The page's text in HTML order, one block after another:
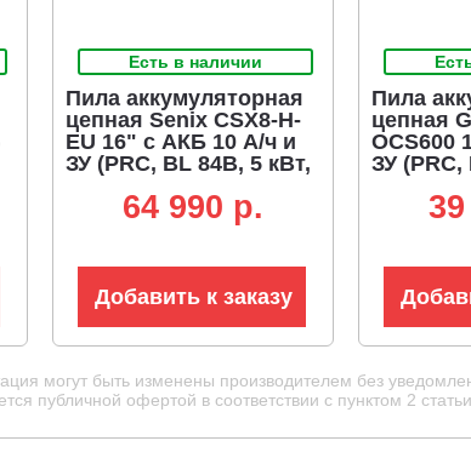
Есть в наличии
Пила аккумуляторная
цепная Senix CSX8-H-
EU 16" с АКБ 10 А/ч и
ЗУ (PRC, BL 84В, 5 кВт,
64 990 p.
Добавить к заказу
Пила
цепная
OCS600
ЗУ (PRC,
могут быть изменены производителем без
публичной офертой в соответствии с пунктом 2